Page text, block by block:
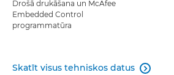
Drošā drukāšana un McAfee
Embedded Control
programmatūra
Skatīt visus tehniskos datus 